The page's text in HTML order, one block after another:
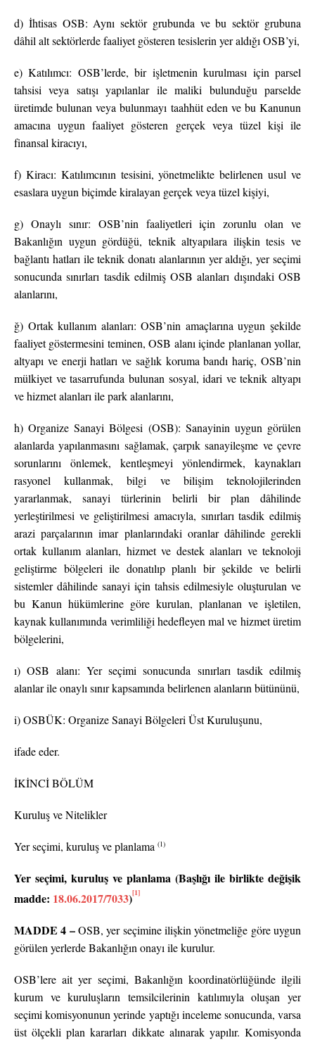
d) İhtisas OSB: Aynı sektör grubunda ve bu sektör grubuna
dâhil alt sektörlerde faaliyet gösteren tesislerin yer aldığı OSB’yi,
e) Katılımcı: OSB’lerde, bir işletmenin kurulması için parsel
tahsisi veya satışı yapılanlar ile maliki bulunduğu parselde
üretimde bulunan veya bulunmayı taahhüt eden ve bu Kanunun
amacına uygun faaliyet gösteren gerçek veya tüzel kişi ile
finansal kiracıyı,
f) Kiracı: Katılımcının tesisini, yönetmelikte belirlenen usul ve
esaslara uygun biçimde kiralayan gerçek veya tüzel kişiyi,
g) Onaylı sınır: OSB’nin faaliyetleri için zorunlu olan ve
Bakanlığın uygun gördüğü, teknik altyapılara ilişkin tesis ve
bağlantı hatları ile teknik donatı alanlarının yer aldığı, yer seçimi
sonucunda sınırları tasdik edilmiş OSB alanları dışındaki OSB
alanlarını,
ğ) Ortak kullanım alanları: OSB’nin amaçlarına uygun şekilde
faaliyet göstermesini teminen, OSB alanı içinde planlanan yollar,
altyapı ve enerji hatları ve sağlık koruma bandı hariç, OSB’nin
mülkiyet ve tasarrufunda bulunan sosyal, idari ve teknik altyapı
ve hizmet alanları ile park alanlarını,
h) Organize Sanayi Bölgesi (OSB): Sanayinin uygun görülen
alanlarda yapılanmasını sağlamak, çarpık sanayileşme ve çevre
sorunlarını önlemek, kentleşmeyi yönlendirmek, kaynakları
rasyonel kullanmak, bilgi ve bilişim teknolojilerinden
yararlanmak, sanayi türlerinin belirli bir plan dâhilinde
yerleştirilmesi ve geliştirilmesi amacıyla, sınırları tasdik edilmiş
arazi parçalarının imar planlarındaki oranlar dâhilinde gerekli
ortak kullanım alanları, hizmet ve destek alanları ve teknoloji
geliştirme bölgeleri ile donatılıp planlı bir şekilde ve belirli
sistemler dâhilinde sanayi için tahsis edilmesiyle oluşturulan ve
bu Kanun hükümlerine göre kurulan, planlanan ve işletilen,
kaynak kullanımında verimliliği hedefleyen mal ve hizmet üretim
bölgelerini,
ı) OSB alanı: Yer seçimi sonucunda sınırları tasdik edilmiş
alanlar ile onaylı sınır kapsamında belirlenen alanların bütününü,
i) OSBÜK: Organize Sanayi Bölgeleri Üst Kuruluşunu,
ifade eder.
İKİNCİ BÖLÜM
Kuruluş ve Nitelikler
Yer seçimi, kuruluş ve planlama (1)
Yer seçimi, kuruluş ve planlama (Başlığı ile birlikte değişik
madde: 18.06.2017/7033)[1]
MADDE 4 –OSB, yer seçimine ilişkin yönetmeliğe göre uygun
görülen yerlerde Bakanlığın onayı ile kurulur.
OSB’lere ait yer seçimi, Bakanlığın koordinatörlüğünde ilgili
kurum ve kuruluşların temsilcilerinin katılımıyla oluşan yer
seçimi komisyonunun yerinde yaptığı inceleme sonucunda, varsa
üst ölçekli plan kararları dikkate alınarak yapılır. Komisyonda